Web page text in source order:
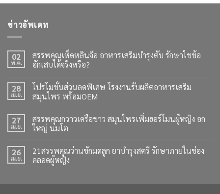
ข่าวอัพเดท
02
พ.ค.
สรรพคุณเห็ดหลินจือ อาหารเสริมบำรุงตับ รักษาไขข้อ
อักเสบได้จริงหรือ?
28
เม.ย.
โปรโมชั่นส่วนลดพิเศษ โรงงานรับผลิตอาหารเสริม
สมุนไพร พร้อมOEM
27
เม.ย.
สรรพคุณกวาวเครือขาว สมุนไพรเพิ่มฮอร์โมนผู้หญิง อก
ใหญ่ นมโต
26
เม.ย.
21สรรพคุณว่านชักมดลูก ยาบำรุงสตรี รักษาภายในช่อง
คลอดผู้หญิง